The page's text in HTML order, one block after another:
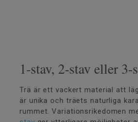
1-stav, 2-stav eller 3-
Trä är ett vackert material att
är unika och träets naturliga
rummet. Variationsrikedomen